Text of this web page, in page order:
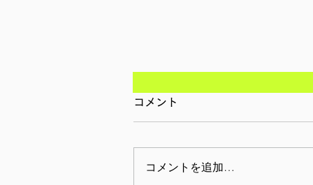
コメント
コメントを追加…